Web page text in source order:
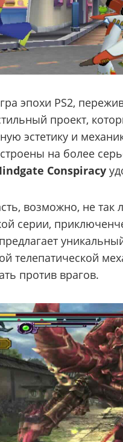
эпохи PS2,
проект,
эстетику и
на более
Conspiracy
возможно, не
серии,
телепатической
против врагов.